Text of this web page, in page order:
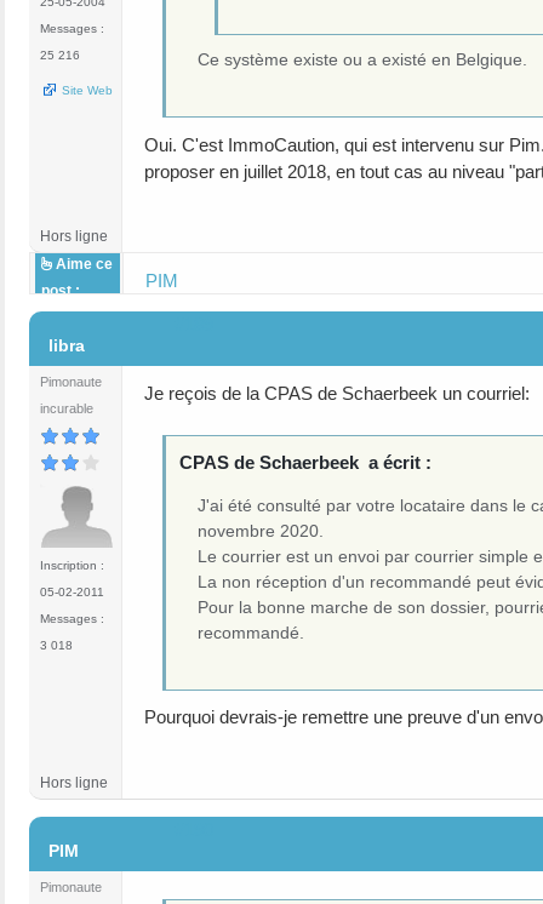
Messages :
25 216
Site Web
Ce système existe ou a existé en Belgique.
Oui. C'est ImmoCaution, qui est intervenu sur
proposer en juillet 2018, en tout cas au niveau
Hors ligne
Aime ce
post :
PIM
libra
Pimonaute
incurable
Inscription :
05-02-2011
Messages :
3 018
Je reçois de la CPAS de Schaerbeek un courriel:
CPAS de Schaerbeek a écrit :
J'ai été consulté par votre locataire dans le
novembre 2020.
Le courrier est un envoi par courrier simple
La non réception d'un recommandé peut
Pour la bonne marche de son dossier,
recommandé.
Pourquoi devrais-je remettre une preuve d'un
Hors ligne
PIM
Pimonaute